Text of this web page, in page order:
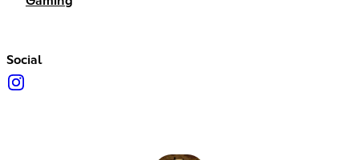
Social